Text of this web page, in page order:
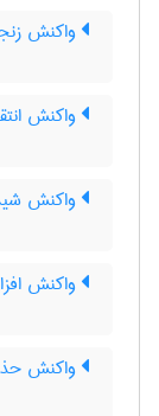
واکنش
واکنش
واکنش
واکنش
واکنش